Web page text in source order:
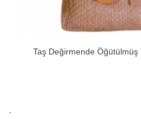
Taş Değirmende Öğütülmüş
-